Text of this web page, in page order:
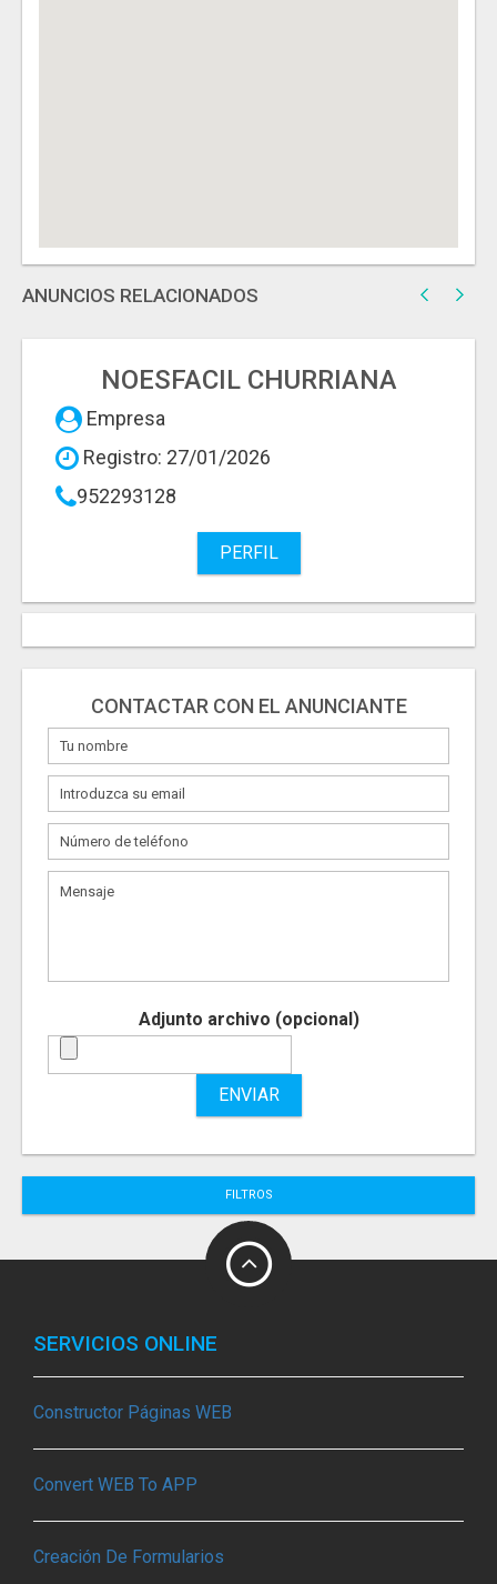
ANUNCIOS RELACIONADOS
NOESFACIL CHURRIANA
Empresa
Registro: 27/01/2026
952293128
PERFIL
CONTACTAR CON EL ANUNCIANTE
Adjunto archivo (opcional)
ENVIAR
FILTROS
SERVICIOS ONLINE
Constructor Páginas WEB
Convert WEB To APP
Creación De Formularios